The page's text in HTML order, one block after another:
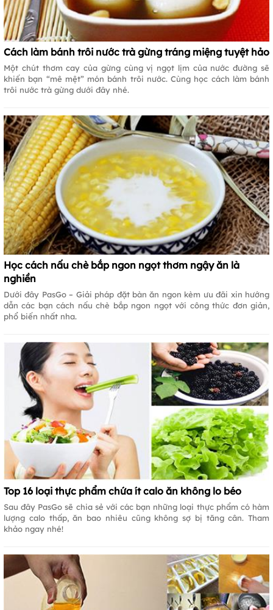
Cách làm bánh trôi nước trà gừng tráng miệng tuyệt hảo
Một chút thơm cay của gừng cùng vị ngọt lịm của nước đường sẽ
khiến bạn “mê mệt” món bánh trôi nước. Cùng học cách làm bánh
trôi nước trà gừng dưới đây nhé.
Học cách nấu chè bắp ngon ngọt thơm ngậy ăn là
nghiền
Dưới đây PasGo – Giải pháp đặt bàn ăn ngon kèm ưu đãi xin hướng
dẫn các bạn cách nấu chè bắp ngon ngọt với công thức đơn giản,
phổ biến nhất nha.
Top 16 loại thực phẩm chứa ít calo ăn không lo béo
Sau đây PasGo sẽ chia sẻ với các bạn những loại thực phẩm có hàm
lượng calo thấp, ăn bao nhiêu cũng không sợ bị tăng cân. Tham
khảo ngay nhé!